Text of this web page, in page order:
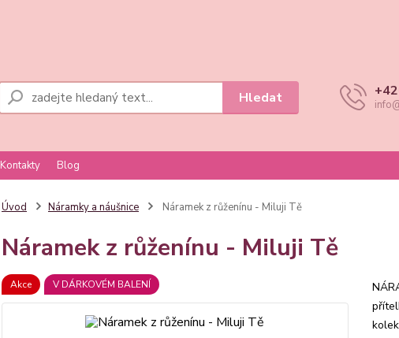
Kontakty Blog
Hledat
Úvod Náramky a náušnice Náramek z růženínu - Miluji Tě
Náramek z růženínu - Miluji Tě
Akce V DÁRKOVÉM BALENÍ